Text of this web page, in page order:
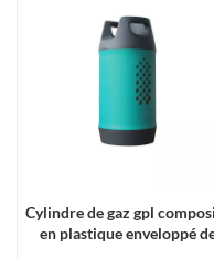
Cylindre de gaz gpl
en plastique enveloppé